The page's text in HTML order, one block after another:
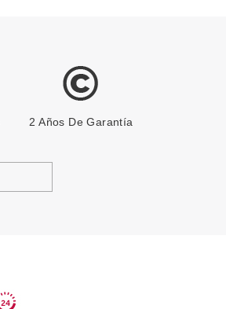
2 Años De Garantía